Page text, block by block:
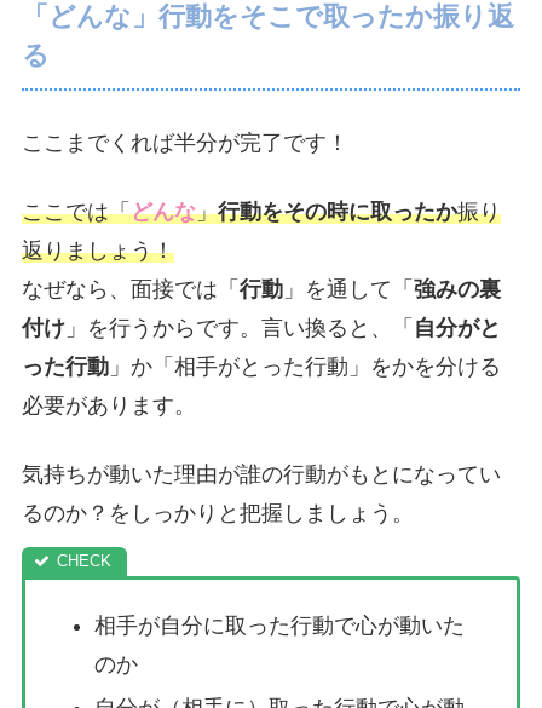
「どんな」行動をそこで取ったか振り返
る
ここまでくれば半分が完了です！
ここでは「どんな」行動をその時に取ったか振り
返りましょう！
なぜなら、面接では「 行動 」を通して「 強みの裏
付け 」を行うからです。言い換ると、「 自分がと
った行動 」か「相手がとった行動」をかを分ける
必要があります。
気持ちが動いた理由が誰の行動がもとになってい
るのか？をしっかりと把握しましょう。
相手が自分に取った行動で心が動いた
のか